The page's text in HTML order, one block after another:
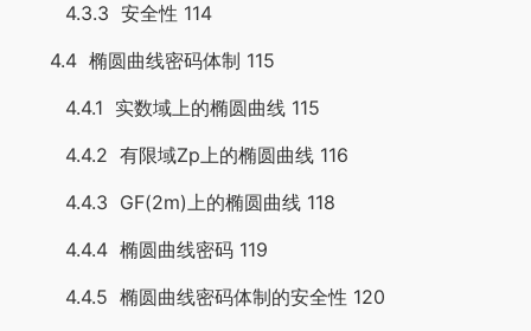
4.3.3 安全性 114
4.4 椭圆曲线密码体制 115
4.4.1 实数域上的椭圆曲线 115
4.4.2 有限域Zp上的椭圆曲线 116
4.4.3 GF(2m)上的椭圆曲线 118
4.4.4 椭圆曲线密码 119
4.4.5 椭圆曲线密码体制的安全性 120